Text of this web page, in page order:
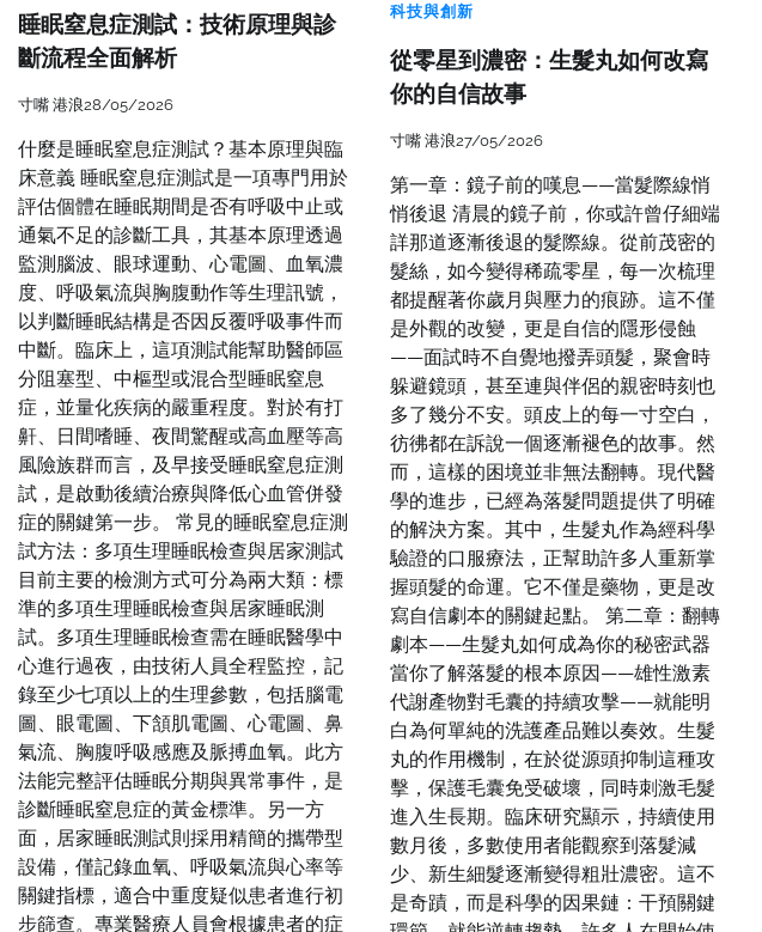
睡眠窒息症測試：技術原理與診
斷流程全面解析
寸嘴 港浪28/05/2026
什麼是睡眠窒息症測試？基本原理與臨
床意義 睡眠窒息症測試是一項專門用於
評估個體在睡眠期間是否有呼吸中止或
通氣不足的診斷工具，其基本原理透過
監測腦波、眼球運動、心電圖、血氧濃
度、呼吸氣流與胸腹動作等生理訊號，
以判斷睡眠結構是否因反覆呼吸事件而
中斷。臨床上，這項測試能幫助醫師區
分阻塞型、中樞型或混合型睡眠窒息
症，並量化疾病的嚴重程度。對於有打
鼾、日間嗜睡、夜間驚醒或高血壓等高
風險族群而言，及早接受睡眠窒息症測
試，是啟動後續治療與降低心血管併發
症的關鍵第一步。 常見的睡眠窒息症測
試方法：多項生理睡眠檢查與居家測試
目前主要的檢測方式可分為兩大類：標
準的多項生理睡眠檢查與居家睡眠測
試。多項生理睡眠檢查需在睡眠醫學中
心進行過夜，由技術人員全程監控，記
錄至少七項以上的生理參數，包括腦電
圖、眼電圖、下頷肌電圖、心電圖、鼻
氣流、胸腹呼吸感應及脈搏血氧。此方
法能完整評估睡眠分期與異常事件，是
診斷睡眠窒息症的黃金標準。另一方
面，居家睡眠測試則採用精簡的攜帶型
設備，僅記錄血氧、呼吸氣流與心率等
關鍵指標，適合中重度疑似患者進行初
步篩查。專業醫療人員會根據患者的症
科技與創新
從零星到濃密：生髮丸如何改寫
你的自信故事
寸嘴 港浪27/05/2026
第一章：鏡子前的嘆息——當髮際線悄
悄後退 清晨的鏡子前，你或許曾仔細端
詳那道逐漸後退的髮際線。從前茂密的
髮絲，如今變得稀疏零星，每一次梳理
都提醒著你歲月與壓力的痕跡。這不僅
是外觀的改變，更是自信的隱形侵蝕
——面試時不自覺地撥弄頭髮，聚會時
躲避鏡頭，甚至連與伴侶的親密時刻也
多了幾分不安。頭皮上的每一寸空白，
彷彿都在訴說一個逐漸褪色的故事。然
而，這樣的困境並非無法翻轉。現代醫
學的進步，已經為落髮問題提供了明確
的解決方案。其中，生髮丸作為經科學
驗證的口服療法，正幫助許多人重新掌
握頭髮的命運。它不僅是藥物，更是改
寫自信劇本的關鍵起點。 第二章：翻轉
劇本——生髮丸如何成為你的秘密武器
當你了解落髮的根本原因——雄性激素
代謝產物對毛囊的持續攻擊——就能明
白為何單純的洗護產品難以奏效。生髮
丸的作用機制，在於從源頭抑制這種攻
擊，保護毛囊免受破壞，同時刺激毛髮
進入生長期。臨床研究顯示，持續使用
數月後，多數使用者能觀察到落髮減
少、新生細髮逐漸變得粗壯濃密。這不
是奇蹟，而是科學的因果鏈：干預關鍵